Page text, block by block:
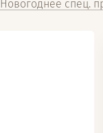
Новогоднее спец.